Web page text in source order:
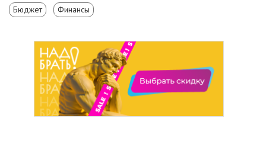
Бюджет Финансы